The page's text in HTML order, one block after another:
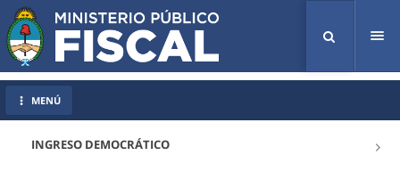
INGRESO DEMOCRÁTICO
MENÚ